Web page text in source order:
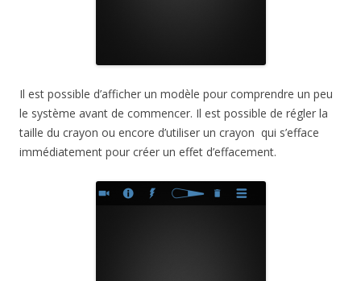
Il est possible d’afficher un modèle pour comprendre un peu
le système avant de commencer. Il est possible de régler la
taille du crayon ou encore d’utiliser un crayon qui s’efface
immédiatement pour créer un effet d’effacement.